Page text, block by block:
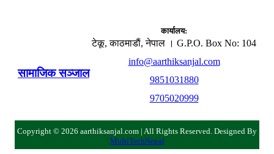
सामाजिक सञ्जाल
कार्यालय:
टेकू, काठमाडाैं, नेपाल । G.P.O. Box No: 104
info@aarthiksanjal.com
9851031880
9705020999
Copyright © 2026 aarthiksanjal.com | All Rights Reserved. Designed By
MultiTechNepal